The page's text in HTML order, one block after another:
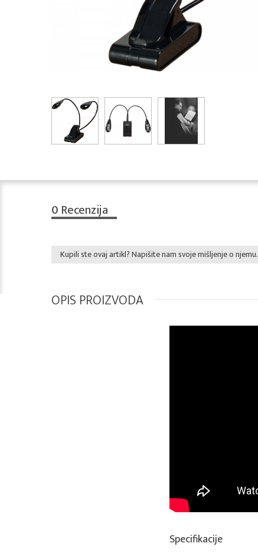
0 Recenzija
Kupili ste ovaj artikl? Napišite nam svoje mišljenje o njemu.
OPIS PROIZVODA
Specifikacije